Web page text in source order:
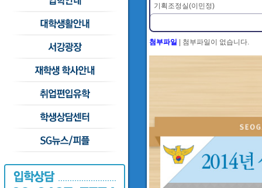
기획조정실(이민정)
첨부파일 첨부파일이 없습니다.